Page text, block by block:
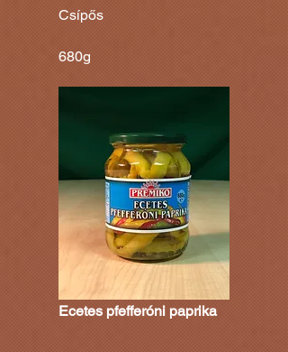
Csípős
680g
Ecetes pfefferóni paprika